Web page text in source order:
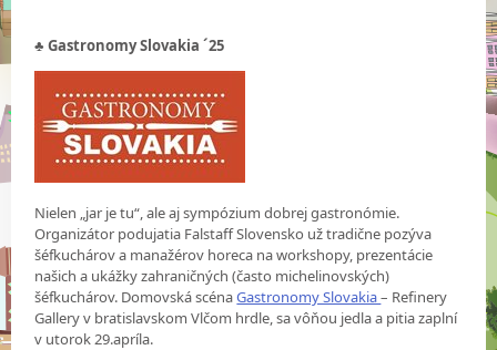
♣Gastronomy Slovakia ´25
Nielen „jar je tu“, ale aj sympózium dobrej gastronómie.
Organizátor podujatia Falstaff Slovensko už tradične pozýva
šéfkuchárov a manažérov horeca na workshopy, prezentácie
našich a ukážky zahraničných (často michelinovských)
šéfkuchárov. Domovská scénaGastronomy Slovakia– Refinery
Gallery v bratislavskom Vlčom hrdle, sa vôňou jedla a pitia zaplní
v utorok 29.apríla.